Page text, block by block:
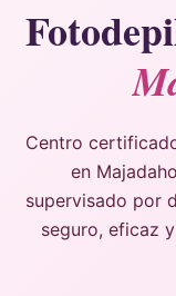
Centro
en
supervisado por
seguro, eficaz